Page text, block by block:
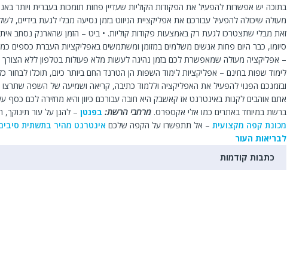
בתוכה יש אפשרות להפעיל את הפקודות הקוליות שעדיין פחות תומכות בעברית ויותר
מעולה שיכולה להפעיל עבורכם את אפליקציית הניווט בזמן נסיעה מבלי לגעת בידיים,
זאת מבלי שתצטרכו לגעת רק באמצעות פקודות קוליות. • ביט – הזמן שהארנק נסחב
סיומו, כבר היום פחות אנשים משלמים במזומן ומשתמשים באפליקציות העברת כספים
– אפליקציה מעולה שמאפשרת לכם בזמן נהיגה לעשות מלא פעולות בטלפון ללא הצורך
לימוד שפות בחינם – אפליקציות לימוד השפות הן הטרנד החם ביותר כיום, תוכלו
ובזמנכם הפנוי להפעיל את האפליקציה וללמוד כתיבה, קריאה ושמיעה של השפה
אתם אוהבים לקנות באינטרנט אז קאשבק היא חובה עבורכם כיוון והיא מחזירה לכם כסף
ברשת במיוחד באתרים כמו אלי אקספרס. מרחבי הרשת: בפנטן– להגן על עור
מכונת קפה מקצועית – אל תתפשרו על הקפה שלכם אינטרנט מהיר בתשתית
לבריאות העור
כתבות קודמות